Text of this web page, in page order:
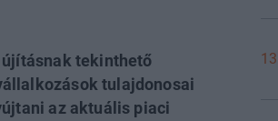
tekinthető
tulajdonosai
az aktuális piaci